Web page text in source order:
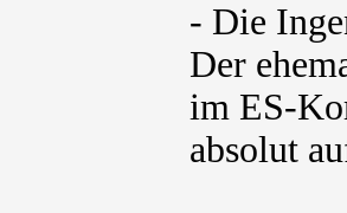
- Die
Der
im ES-
absolut